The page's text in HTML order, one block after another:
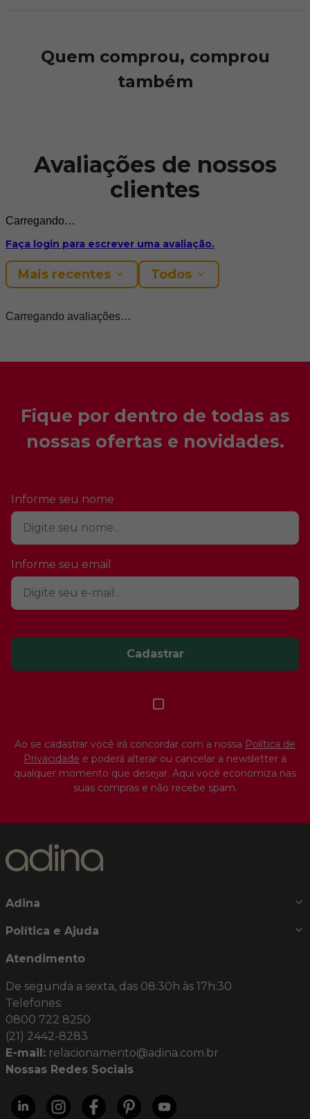
Quem comprou, comprou
também
Avaliações de nossos
clientes
Carregando…
Faça login para escrever uma avaliação.
Mais recentes Todos
Carregando avaliações…
Fique por dentro de todas as
nossas ofertas e novidades.
Informe seu nome
Informe seu email
Cadastrar
Ao se cadastrar você irá concordar com a nossa Política de
Privacidade e poderá alterar ou cancelar a newsletter a
qualquer momento que desejar. Aqui você economiza nas
suas compras e não recebe spam.
Adina
Política e Ajuda
Atendimento
De segunda a sexta, das 08:30h às 17h:30
Telefones:
0800 722 8250
(21) 2442-8283
E-mail: relacionamento@adina.com.br
Nossas Redes Sociais